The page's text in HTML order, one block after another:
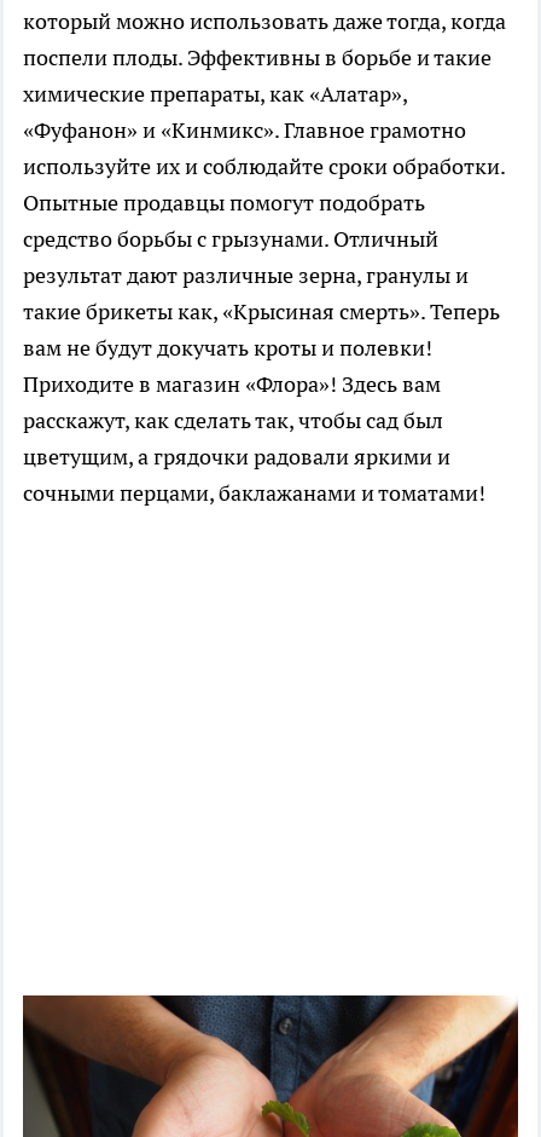
который можно использовать даже тогда, когда
поспели плоды. Эффективны в борьбе и такие
химические препараты, как «Алатар»,
«Фуфанон» и «Кинмикс». Главное грамотно
используйте их и соблюдайте сроки обработки.
Опытные продавцы помогут подобрать
средство борьбы с грызунами. Отличный
результат дают различные зерна, гранулы и
такие брикеты как, «Крысиная смерть». Теперь
вам не будут докучать кроты и полевки!
Приходите в магазин «Флора»! Здесь вам
расскажут, как сделать так, чтобы сад был
цветущим, а грядочки радовали яркими и
сочными перцами, баклажанами и томатами!